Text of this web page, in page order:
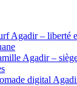
Agadir – liberté
Agadir –
digital